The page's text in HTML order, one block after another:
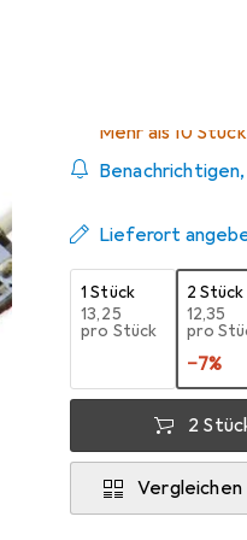
Mehr als 10
Lieferort
1 Stück
EUR
13,25
pro Stück
2 Stück
EUR
12,35
pro
−7%
2
Vergleichen